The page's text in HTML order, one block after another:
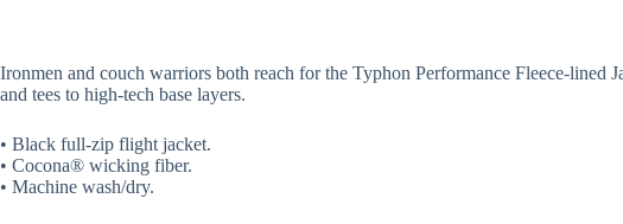
Ironmen and couch warriors both reach for the Typhon Performance Fleece-
and tees to high-tech base layers.
• Black full-zip flight jacket.
• Cocona® wicking fiber.
• Machine wash/dry.